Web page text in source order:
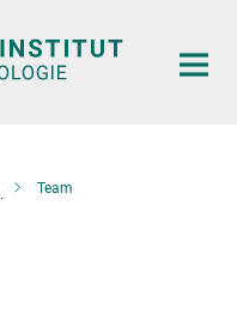
Team